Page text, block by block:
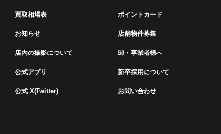
買取相場表
お知らせ
店内の撮影について
公式アプリ
公式 X(Twitter)
ポイントカード
店舗物件募集
卸・事業者様へ
新卒採用について
お問い合わせ